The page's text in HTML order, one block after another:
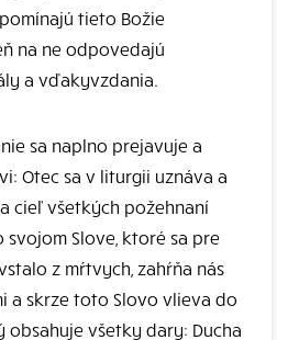
tieto Božie
na ne odpovedajú
a vďakyvzdania.
sa naplno prejavuje a
Otec sa v liturgii uznáva a
cieľ všetkých požehnaní
Slove, ktoré sa pre
z mŕtvych, zahŕňa nás
a skrze toto Slovo vlieva do
obsahuje všetky dary: Ducha